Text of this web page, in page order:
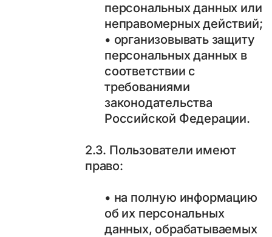
персональных данных или
неправомерных действий;
• организовывать защиту
персональных данных в
соответствии с
требованиями
законодательства
Российской Федерации.
2.3. Пользователи имеют
право:
• на полную информацию
об их персональных
данных, обрабатываемых